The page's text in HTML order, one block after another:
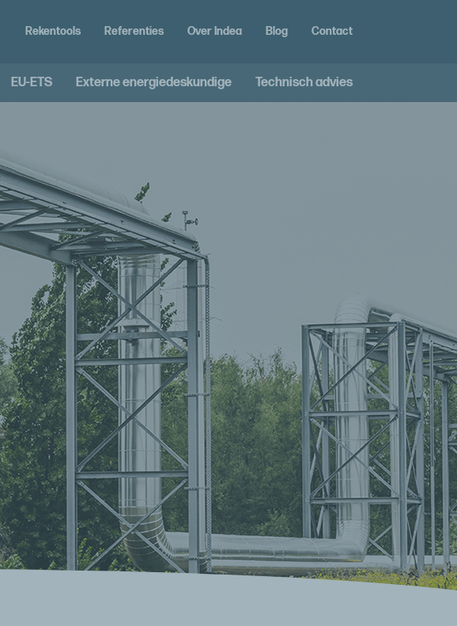
Rekentools Referenties Over Indea Blog Contact
EU-ETS Externe energiedeskundige Technisch advies